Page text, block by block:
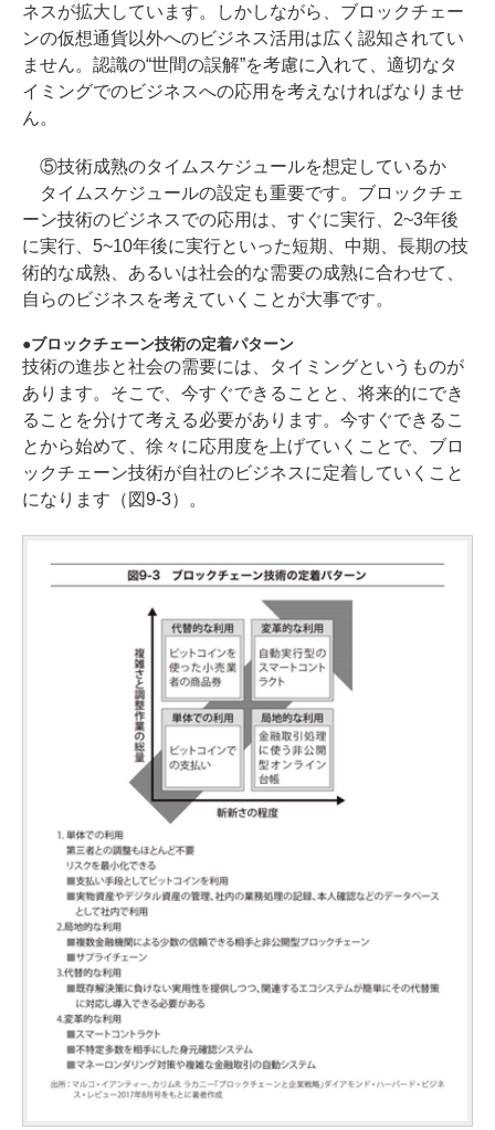
ネスが拡大しています。しかしながら、ブロックチェー
ンの仮想通貨以外へのビジネス活用は広く認知されてい
ません。認識の“世間の誤解”を考慮に入れて、適切なタ
イミングでのビジネスへの応用を考えなければなりませ
ん。
⑤技術成熟のタイムスケジュールを想定しているか
タイムスケジュールの設定も重要です。ブロックチェ
ーン技術のビジネスでの応用は、すぐに実行、2~3年後
に実行、5~10年後に実行といった短期、中期、長期の技
術的な成熟、あるいは社会的な需要の成熟に合わせて、
自らのビジネスを考えていくことが大事です。
ブロックチェーン技術の定着パターン
技術の進歩と社会の需要には、タイミングというものが
あります。そこで、今すぐできることと、将来的にでき
ることを分けて考える必要があります。今すぐできるこ
とから始めて、徐々に応用度を上げていくことで、ブロ
ックチェーン技術が自社のビジネスに定着していくこと
になります（図9-3）。